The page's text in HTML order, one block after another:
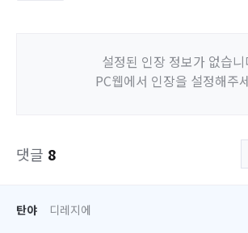
설정된 인장 정보가 없습
PC웹에서 인장을 설정해주
댓글 8
탄야 디레지에